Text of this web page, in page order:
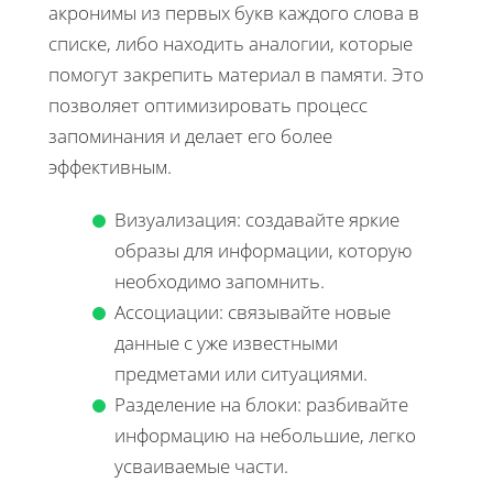
акронимы из первых букв каждого слова в
списке, либо находить аналогии, которые
помогут закрепить материал в памяти. Это
позволяет оптимизировать процесс
запоминания и делает его более
эффективным.
Визуализация: создавайте яркие
образы для информации, которую
необходимо запомнить.
Ассоциации: связывайте новые
данные с уже известными
предметами или ситуациями.
Разделение на блоки: разбивайте
информацию на небольшие, легко
усваиваемые части.